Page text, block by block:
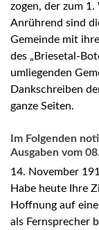
zogen, der zum
Anrührend sind
Gemeinde mit
des „Briesetal-
umliegenden
Dankschreiben
ganze Seiten.
Im Folgenden
Ausgaben vom
14. November
Habe heute Ihre
Hoffnung auf
als Fernsprecher